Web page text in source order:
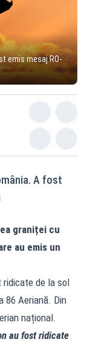
emis mesaj RO-
A fost
graniței cu
au emis un
ridicate de la sol
86 Aeriană. Din
național.
au fost ridicate